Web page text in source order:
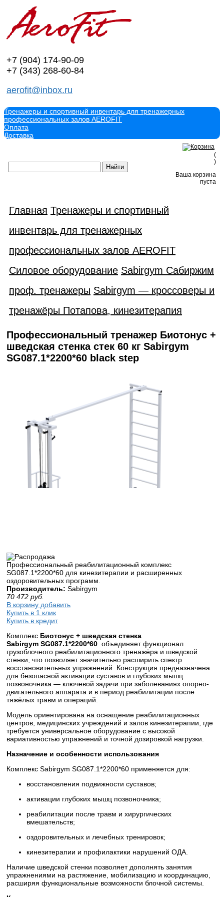
+7 (904) 174-90-09
+7 (343) 268-60-84
aerofit@inbox.ru
Тренажеры и спортивный инвентарь для тренажерных
профессиональных залов AEROFIT
Оплата
Доставка
(
)
Ваша корзина
пуста
Главная Тренажеры и спортивный
инвентарь для тренажерных
профессиональных залов AEROFIT
Силовое оборудование Sabirgym Сабиржим
проф. тренажеры Sabirgym — кроссоверы и
тренажёры Потапова, кинезитерапия
Профессиональный тренажер Биотонус +
шведская стенка стек 60 кг Sabirgym
SG087.1*2200*60 black step
Профессиональный реабилитационный комплекс
SG087.1*2200*60 для кинезитерапии и расширенных
оздоровительных программ.
Производитель: Sabirgym
70 472 руб.
В корзину добавить
Купить в 1 клик
Купить в кредит
Комплекс Биотонус + шведская стенка
Sabirgym SG087.1*2200*60 объединяет функционал
грузоблочного реабилитационного тренажёра и шведской
стенки, что позволяет значительно расширить спектр
восстановительных упражнений. Конструкция предназначена
для безопасной активации суставов и глубоких мышц
позвоночника — ключевой задачи при заболеваниях опорно-
двигательного аппарата и в период реабилитации после
тяжёлых травм и операций.
Модель ориентирована на оснащение реабилитационных
центров, медицинских учреждений и залов кинезитерапии, где
требуется универсальное оборудование с высокой
вариативностью упражнений и точной дозировкой нагрузки.
Назначение и особенности использования
Комплекс Sabirgym SG087.1*2200*60 применяется для:
восстановления подвижности суставов;
активации глубоких мышц позвоночника;
реабилитации после травм и хирургических
вмешательств;
оздоровительных и лечебных тренировок;
кинезитерапии и профилактики нарушений ОДА.
Наличие шведской стенки позволяет дополнять занятия
упражнениями на растяжение, мобилизацию и координацию,
расширяя функциональные возможности блочной системы.